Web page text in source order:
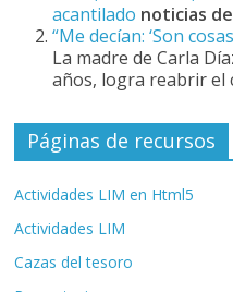
acantilado noticias
“Me decían: ‘Son
La madre de Carla
años, logra reabrir el
Páginas de recursos
Actividades LIM en Html5
Actividades LIM
Cazas del tesoro